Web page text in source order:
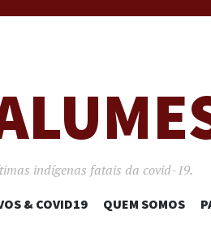
indígenas fatais da covid-19.
PULAR
& COVID19 QUEM SOMOS